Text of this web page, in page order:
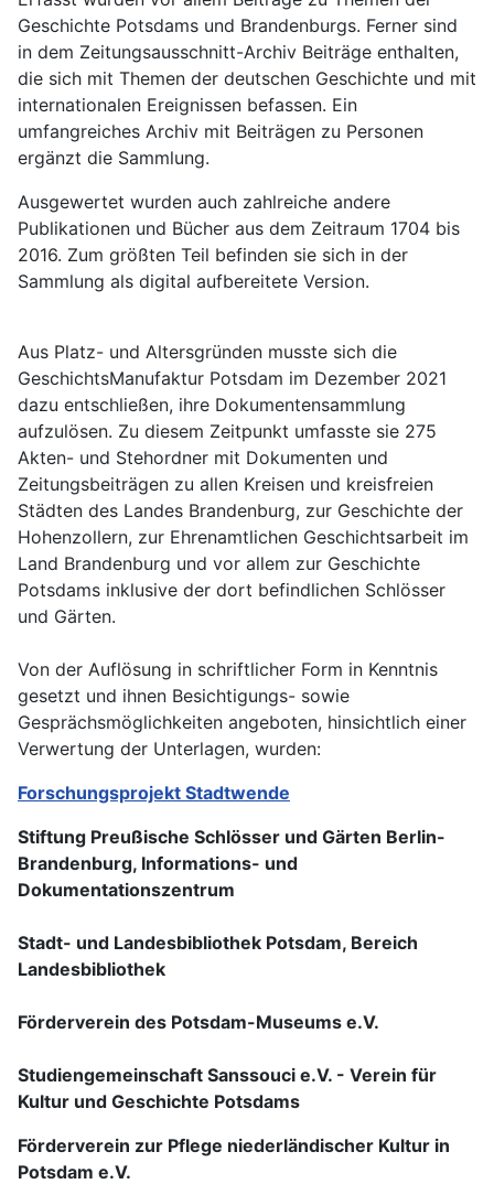
Geschichte Potsdams und Brandenburgs. Ferner sind
in dem Zeitungsausschnitt-Archiv Beiträge enthalten,
die sich mit Themen der deutschen Geschichte und mit
internationalen Ereignissen befassen. Ein
umfangreiches Archiv mit Beiträgen zu Personen
ergänzt die Sammlung.
Ausgewertet wurden auch zahlreiche andere
Publikationen und Bücher aus dem Zeitraum 1704 bis
2016. Zum größten Teil befinden sie sich in der
Sammlung als digital aufbereitete Version.
Aus Platz- und Altersgründen musste sich die
GeschichtsManufaktur Potsdam im Dezember 2021
dazu entschließen, ihre Dokumentensammlung
aufzulösen. Zu diesem Zeitpunkt umfasste sie 275
Akten- und Stehordner mit Dokumenten und
Zeitungsbeiträgen zu allen Kreisen und kreisfreien
Städten des Landes Brandenburg, zur Geschichte der
Hohenzollern, zur Ehrenamtlichen Geschichtsarbeit im
Land Brandenburg und vor allem zur Geschichte
Potsdams inklusive der dort befindlichen Schlösser
und Gärten.
Von der Auflösung in schriftlicher Form in Kenntnis
gesetzt und ihnen Besichtigungs- sowie
Gesprächsmöglichkeiten angeboten, hinsichtlich einer
Verwertung der Unterlagen, wurden:
Forschungsprojekt Stadtwende
Stiftung Preußische Schlösser und Gärten Berlin-
Brandenburg, Informations- und
Dokumentationszentrum
Stadt- und Landesbibliothek Potsdam, Bereich
Landesbibliothek
Förderverein des Potsdam-Museums e.V.
Studiengemeinschaft Sanssouci e.V. - Verein für
Kultur und Geschichte Potsdams
Förderverein zur Pflege niederländischer Kultur in
Potsdam e.V.